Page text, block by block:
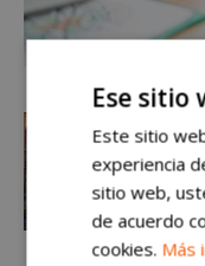
Ese sitio
Este sitio
experiencia
sitio web,
de acuerdo
cookies. Más